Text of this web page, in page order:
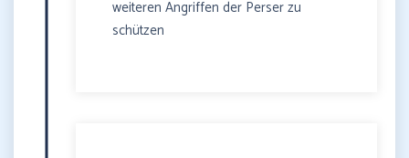
weiteren Angriffen der Perser zu
schützen